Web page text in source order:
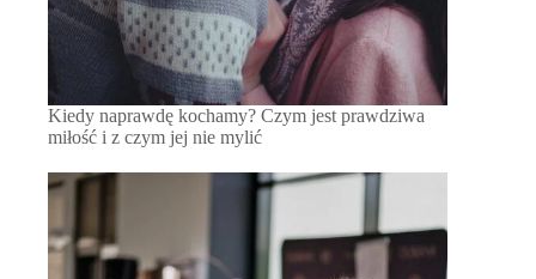
Kiedy naprawdę kochamy? Czym jest prawdziwa
miłość i z czym jej nie mylić